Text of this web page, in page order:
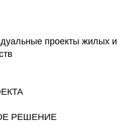
проекты жилых и
РЕШЕНИЕ